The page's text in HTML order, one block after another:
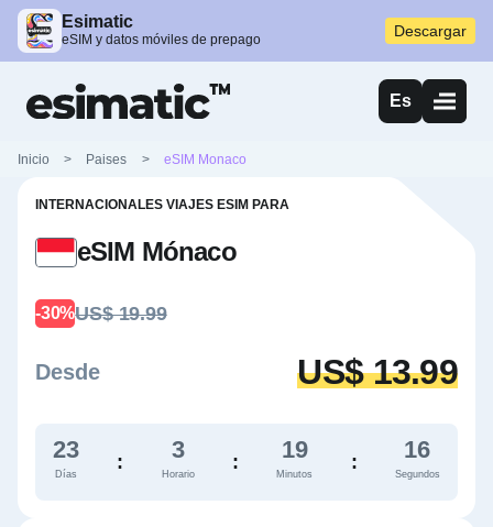
Esimatic
eSIM y datos móviles de prepago Descargar
Es
Inicio > Paises > eSIM Monaco
INTERNACIONALES VIAJES ESIM PARA
eSIM Mónaco
-30%US$ 19.99
Desde US$ 13.99
23
Días
: 3
Horario
: 19
Minutos
: 15
Segundos